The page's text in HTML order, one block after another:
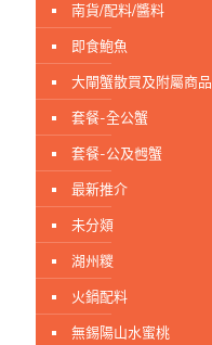
南貨/配料/醬料
即食鮑魚
大閘蟹散買及附屬商品
套餐-全公蟹
套餐-公及乸蟹
最新推介
未分顃
湖州糭
火鍋配料
無錫陽山水蜜桃